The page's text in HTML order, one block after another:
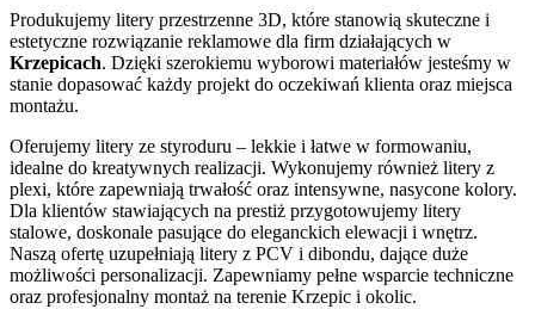
Produkujemy litery przestrzenne 3D, które stanowią skuteczne i
estetyczne rozwiązanie reklamowe dla firm działających w
Krzepicach. Dzięki szerokiemu wyborowi materiałów jesteśmy w
stanie dopasować każdy projekt do oczekiwań klienta oraz miejsca
montażu.
Oferujemy litery ze styroduru – lekkie i łatwe w formowaniu,
idealne do kreatywnych realizacji. Wykonujemy również litery z
plexi, które zapewniają trwałość oraz intensywne, nasycone kolory.
Dla klientów stawiających na prestiż przygotowujemy litery
stalowe, doskonale pasujące do eleganckich elewacji i wnętrz.
Naszą ofertę uzupełniają litery z PCV i dibondu, dające duże
możliwości personalizacji. Zapewniamy pełne wsparcie techniczne
oraz profesjonalny montaż na terenie Krzepic i okolic.